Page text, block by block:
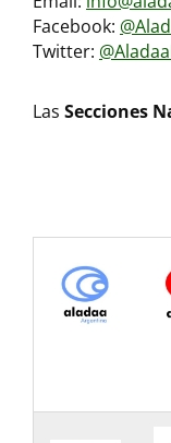
Facebook:
Twitter:
Las Secciones